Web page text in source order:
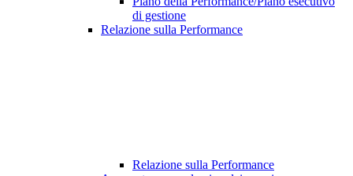
di gestione
Relazione sulla Performance
Relazione sulla Performance